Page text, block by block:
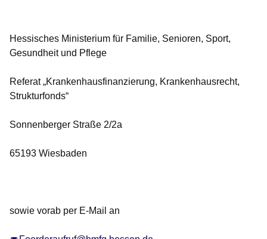
Hessisches Ministerium für Familie, Senioren, Sport,
Gesundheit und Pflege
Referat „Krankenhausfinanzierung, Krankenhausrecht,
Strukturfonds“
Sonnenberger Straße 2/2a
65193 Wiesbaden
sowie vorab per E-Mail an